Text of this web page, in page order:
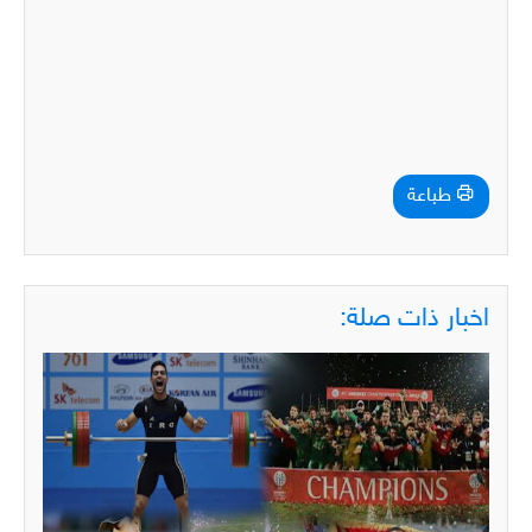
طباعة
اخبار ذات صلة: